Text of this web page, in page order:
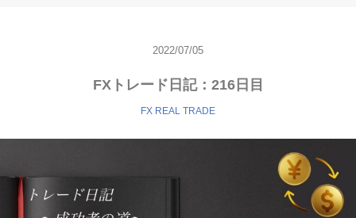
2022/07/05
FXトレード日記：216日目
FX REAL TRADE